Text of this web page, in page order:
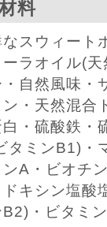
料
なスウィート
ーラオイル(
自然風味・
ン・天然混合
・硫酸鉄・
タミンB1)・
ンA・ビオチ
ドキシン塩酸
B2)・ビタミ